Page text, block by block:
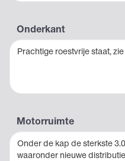
Onderkant
Prachtige roestvrije staat,
Motorruimte
Onder de kap de sterkste
waaronder nieuwe